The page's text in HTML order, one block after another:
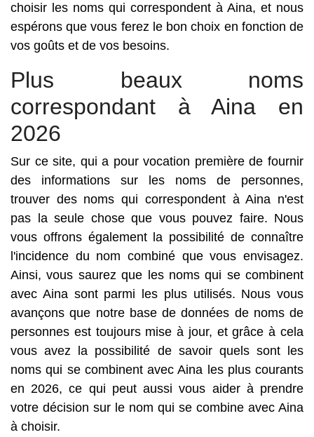
choisir les noms qui correspondent à Aina, et nous
espérons que vous ferez le bon choix en fonction de
vos goûts et de vos besoins.
Plus beaux noms
correspondant à Aina en
2026
Sur ce site, qui a pour vocation première de fournir
des informations sur les noms de personnes,
trouver des noms qui correspondent à Aina n'est
pas la seule chose que vous pouvez faire. Nous
vous offrons également la possibilité de connaître
l'incidence du nom combiné que vous envisagez.
Ainsi, vous saurez que les noms qui se combinent
avec Aina sont parmi les plus utilisés. Nous vous
avançons que notre base de données de noms de
personnes est toujours mise à jour, et grâce à cela
vous avez la possibilité de savoir quels sont les
noms qui se combinent avec Aina les plus courants
en 2026, ce qui peut aussi vous aider à prendre
votre décision sur le nom qui se combine avec Aina
à choisir.